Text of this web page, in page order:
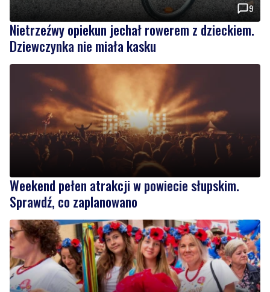
9
Nietrzeźwy opiekun jechał rowerem z dzieckiem.
Dziewczynka nie miała kasku
Weekend pełen atrakcji w powiecie słupskim.
Sprawdź, co zaplanowano